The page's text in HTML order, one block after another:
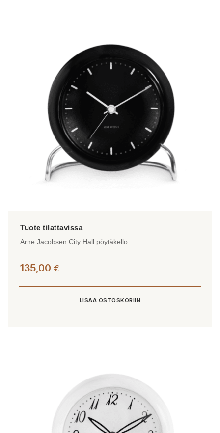
Arne Jacobsen City Hall pöytäkello
135,00 €
LISÄÄ OSTOSKORIIN